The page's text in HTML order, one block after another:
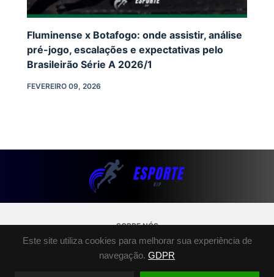
Este site utiliza cookies para melhorar sua experiência de
navegação. GDPR
Fluminense x Botafogo: onde assistir, análise
pré-jogo, escalações e expectativas pelo
Brasileirão Série A 2026/1
FEVEREIRO 09, 2026
SOBRE NÓS
POLÍTICA DE PRIVACIDADE
TERMOS E CONDIÇÕES
FALE CONOSCO